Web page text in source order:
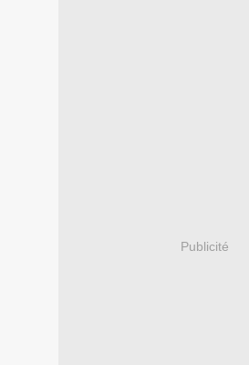
Publicité